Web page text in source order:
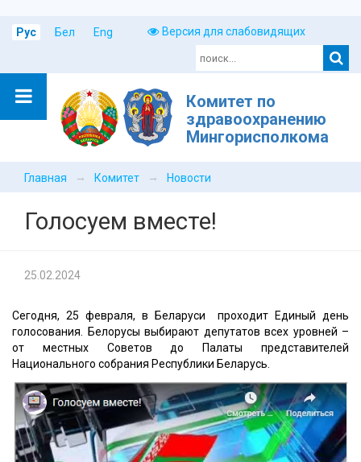
Рус Бел Eng Версия для слабовидящих
Комитет по
здравоохранению
Мингорисполкома
Главная → Комитет → Новости
Голосуем вместе!
25.02.2024
Сегодня, 25 февраля, в Беларуси
проходит Единый день
голосования. Белорусы выбирают депутатов всех уровней –
от местных Советов до Палаты представителей
Национального собрания Республики Беларусь.